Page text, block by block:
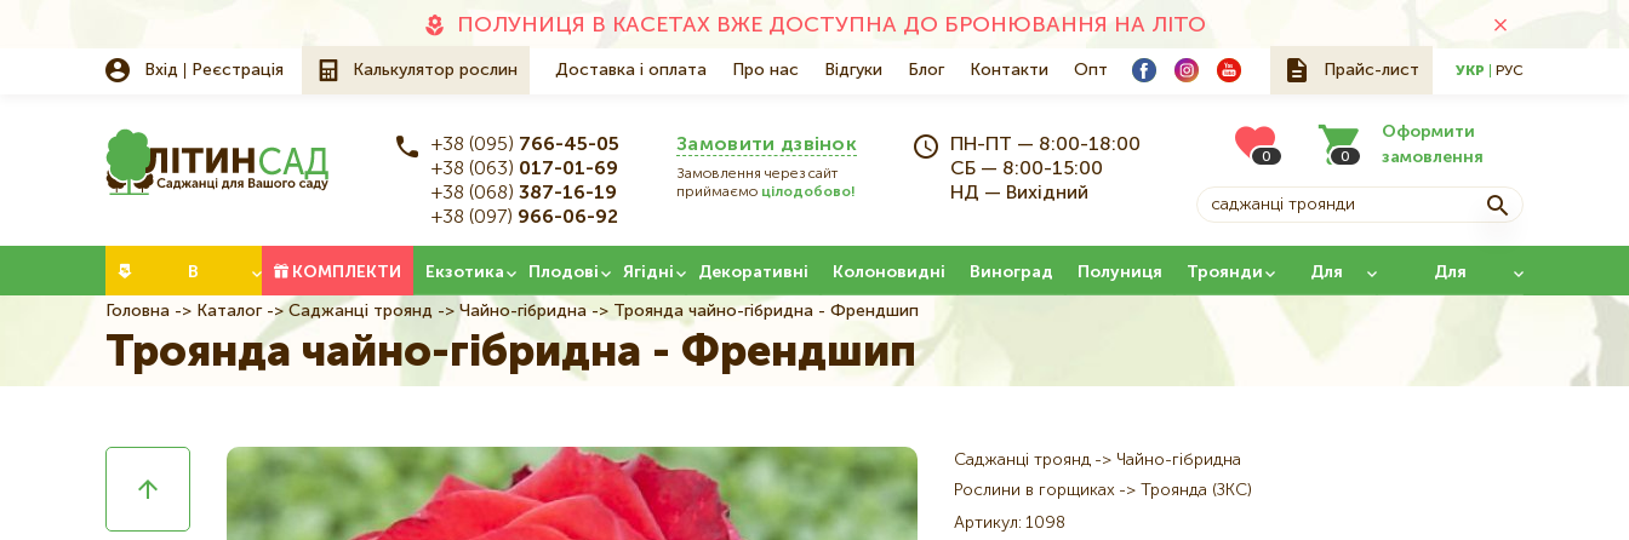
ПОЛУНИЦЯ В КАСЕТАХ ВЖЕ ДОСТУПНА ДО БРОНЮВАННЯ НА ЛІТО
Вхід Реєстрація Калькулятор рослин Основна
Доставка і оплата Про нас Відгуки Блог Контакти Опт Прайс-лист УКР РУС
+38 (095) 766-45-05
+38 (063) 017-01-69
+38 (068) 387-16-19
+38 (097) 966-06-92
Замовити дзвінок
Замовлення через сайт
приймаємо цілодобово!
ПН-ПТ — 8:00-18:00
СБ — 8:00-15:00
НД — Вихідний
0
Оформити
замовлення
0
В
КОМПЛЕКТИ Екзотика Плодові Ягідні Декоративні Колоновидні Виноград Полуниця Троянди Для Для
Рядок
навіґації
Головна Каталог Саджанці троянд Чайно-гібридна Троянда чайно-гібридна - Френдшип
Троянда чайно-гібридна - Френдшип
Саджанці троянд
Чайно-гібридна
Рослини в горщиках
Троянда (ЗКС)
Артикул 1098